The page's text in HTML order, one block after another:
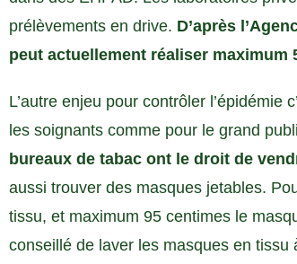
prélèvements en drive. D’après
peut actuellement réaliser maximum
L’autre enjeu pour contrôler l’épidémie
les soignants comme pour le grand
bureaux de tabac ont le droit de
aussi trouver des masques jetables.
tissu, et maximum 95 centimes le
conseillé de laver les masques en tissu